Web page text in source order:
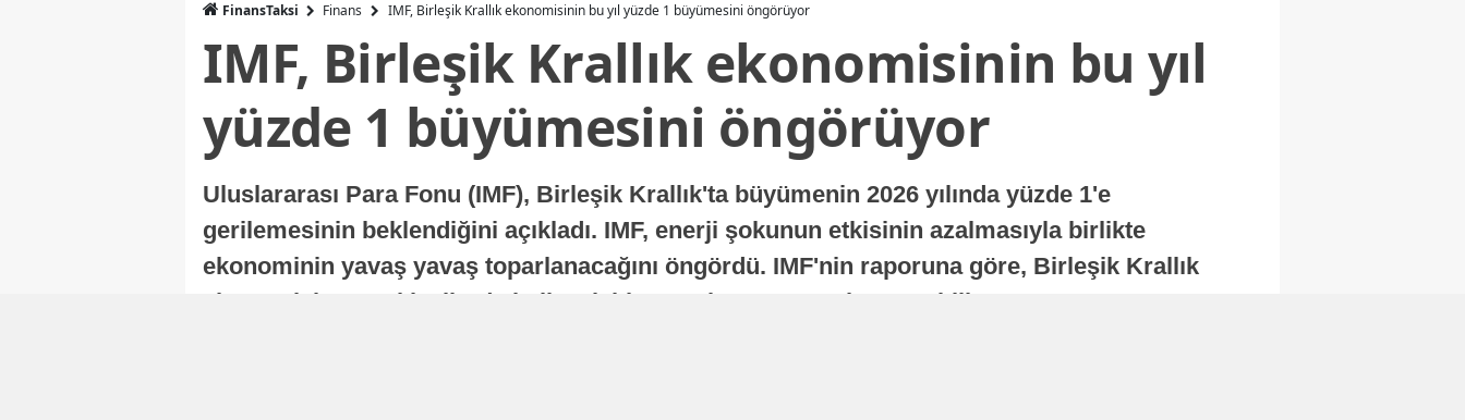
FinansTaksi Finans IMF, Birleşik Krallık ekonomisinin bu yıl yüzde 1 büyümesini öngörüyor
IMF, Birleşik Krallık ekonomisinin bu yıl
yüzde 1 büyümesini öngörüyor
Uluslararası Para Fonu (IMF), Birleşik Krallık'ta büyümenin 2026 yılında yüzde 1'e
gerilemesinin beklendiğini açıkladı. IMF, enerji şokunun etkisinin azalmasıyla birlikte
ekonominin yavaş yavaş toparlanacağını öngördü. IMF'nin raporuna göre, Birleşik Krallık
ekonomisi, sonraki yıllarda istikrarlı bir toparlanma süreci yaşayabilir.